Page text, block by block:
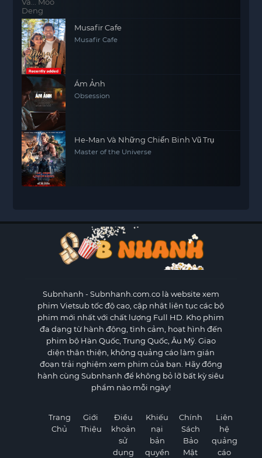
Musafir Cafe
Musafir Cafe
Ám Ảnh
Obsession
He-Man Và Những Chiến Binh Vũ Trụ
Master of the Universe
Subnhanh - Subnhanh.com.co là website xem
phim Vietsub tốc độ cao, cập nhật liên tục các bộ
phim mới nhất với chất lượng Full HD. Kho phim
đa dạng từ hành động, tình cảm, hoạt hình đến
phim bộ Hàn Quốc, Trung Quốc, Âu Mỹ. Giao
diện thân thiện, không quảng cáo làm gián
đoạn trải nghiệm xem phim của bạn. Hãy đồng
hành cùng Subnhanh để không bỏ lỡ bất kỳ siêu
phẩm nào mỗi ngày!
Trang
Chủ
Giới
Thiệu
Điều
khoản
sử
dụng
Khiếu
nại
bản
quyền
Chính
Sách
Bảo
Mật
Liên
hệ
quảng
cáo